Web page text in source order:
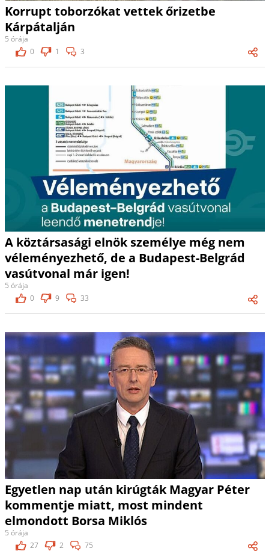
Korrupt toborzókat vettek őrizetbe
Kárpátalján
5 órája
0
1 3
A köztársasági elnök személye még nem
véleményezhető, de a Budapest-Belgrád
vasútvonal már igen!
5 órája
0
9 33
Egyetlen nap után kirúgták Magyar Péter
kommentje miatt, most mindent
elmondott Borsa Miklós
5 órája
27
2 75